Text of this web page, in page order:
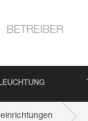
BETREIBER